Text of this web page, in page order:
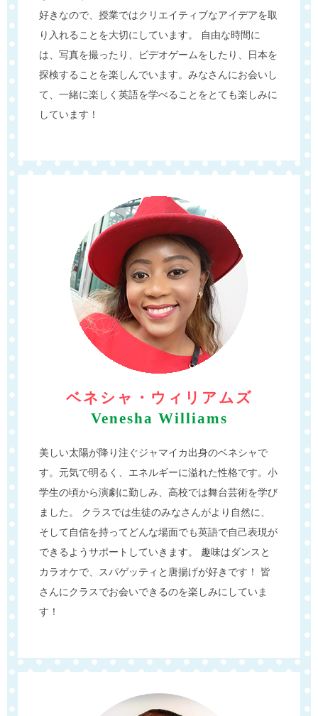
好きなので、授業ではクリエイティブなアイデアを取
り入れることを大切にしています。 自由な時間に
は、写真を撮ったり、ビデオゲームをしたり、日本を
探検することを楽しんでいます。みなさんにお会いし
て、一緒に楽しく英語を学べることをとても楽しみに
しています！
ベネシャ・ウィリアムズ
Venesha Williams
美しい太陽が降り注ぐジャマイカ出身のベネシャで
す。元気で明るく、エネルギーに溢れた性格です。小
学生の頃から演劇に勤しみ、高校では舞台芸術を学び
ました。 クラスでは生徒のみなさんがより自然に、
そして自信を持ってどんな場面でも英語で自己表現が
できるようサポートしていきます。 趣味はダンスと
カラオケで、スパゲッティと唐揚げが好きです！ 皆
さんにクラスでお会いできるのを楽しみにしていま
す！